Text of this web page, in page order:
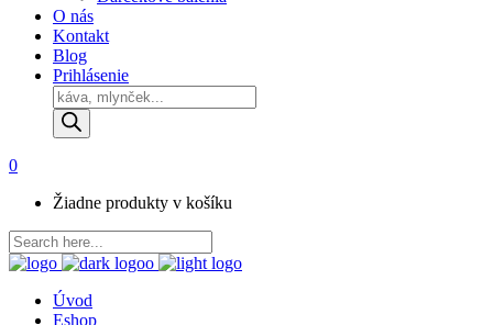
O nás
Kontakt
Blog
Prihlásenie
Products
search
0
Žiadne produkty v košíku
Úvod
Eshop